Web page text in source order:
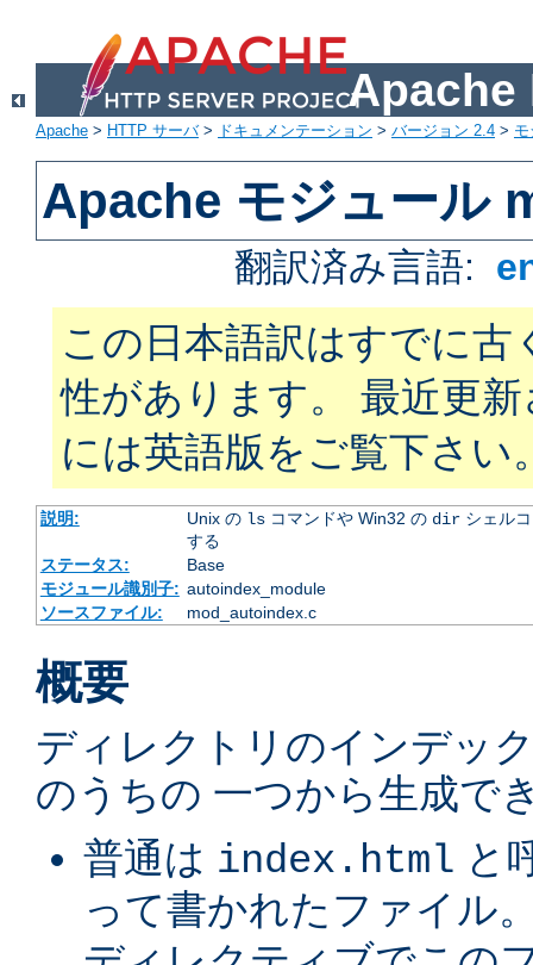
Apache
Apache > HTTP サーバ> ドキュメンテーション > バージョン 2.4 >
Apache モジュール
翻訳済み言語:
この日本語訳はすでに古
性があります。 最近更
には英語版をご覧下さい
説明: Unix の lsコマンドや Win32 の dirシェルコ
する
ステータス:
Base
モジュール識別子: autoindex_module
ソースファイル:
mod_autoindex.c
概要
ディレクトリのインデッ
のうちの 一つから生成で
普通は index.html と
って書かれたファイル